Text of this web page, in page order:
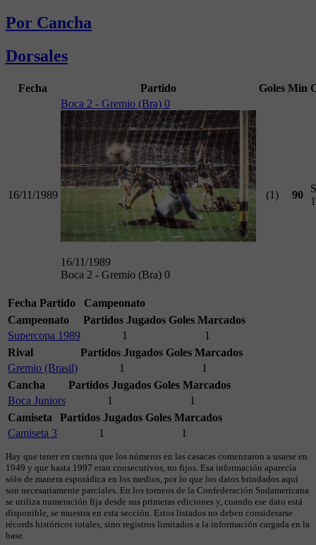
Por Cancha
Dorsales
Fecha Partido Goles Min
16/11/1989
Boca 2 - Gremio (Bra) 0
16/11/1989
Boca 2 - Gremio (Bra) 0
(1) 90
Fecha Partido
Campeonato
Campeonato
Partidos Jugados Goles Marcados
Supercopa 1989
1
1
Rival
Partidos Jugados Goles Marcados
Gremio (Brasil)
1
1
Cancha
Partidos Jugados Goles Marcados
Boca Juniors
1
1
Camiseta
Partidos Jugados Goles Marcados
Camiseta 3
1 1
Hay que tener en cuenta que los números en las casacas comenzaron a usarse en
1949 y que hasta 1997 eran consecutivos, no fijos. Esa información aparecía
sólo de manera esporádica en los medios, por lo que los datos brindados aquí
son necesariamente parciales. En los torneos de la Confederación Sudamericana
se utiliza numeración fija desde sus primeras ediciones y, cuando ese dato está
disponible, se muestra en esta sección. Estos listados no deben considerarse
récords históricos totales, sino registros limitados a la información cargada en la
base.